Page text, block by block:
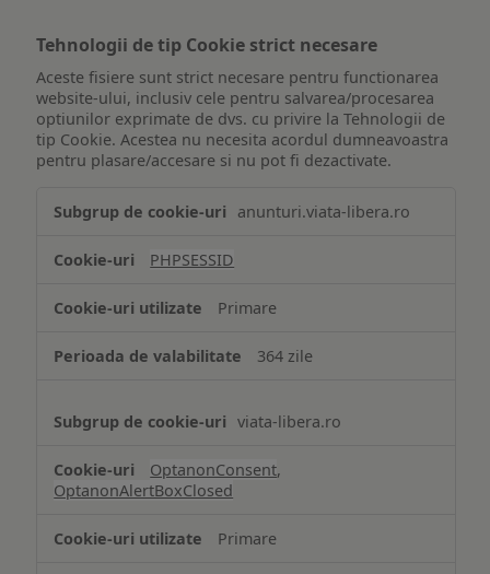
Tehnologii de tip Cookie strict necesare
Aceste fisiere sunt strict necesare pentru functionarea
website-ului, inclusiv cele pentru salvarea/procesarea
optiunilor exprimate de dvs. cu privire la Tehnologii de
tip Cookie. Acestea nu necesita acordul dumneavoastra
pentru plasare/accesare si nu pot fi dezactivate.
de
Cookie
necesare
anunturi.viata-libera.ro
PHPSESSID
Primare
364 zile
viata-libera.ro
OptanonConsent,
OptanonAlertBoxClosed
Primare